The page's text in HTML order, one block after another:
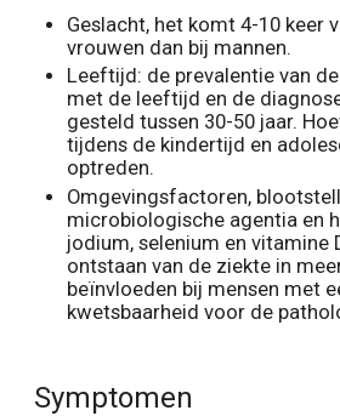
Geslacht, het komt 4-10 keer
vrouwen dan bij mannen.
Leeftijd: de prevalentie van
met de leeftijd en de
gesteld tussen 30-50 jaar.
tijdens de kindertijd en
optreden.
Omgevingsfactoren,
microbiologische agentia en
jodium, selenium en vitamine
ontstaan van de ziekte in
beïnvloeden bij mensen met
kwetsbaarheid voor de
Symptomen